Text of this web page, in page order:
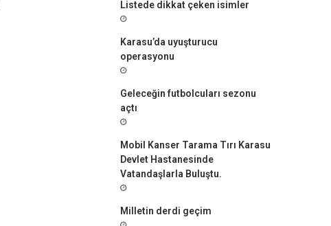
Listede dikkat çeken isimler
Karasu’da uyuşturucu
operasyonu
Geleceğin futbolcuları sezonu
açtı
Mobil Kanser Tarama Tırı Karasu
Devlet Hastanesinde
Vatandaşlarla Buluştu.
Milletin derdi geçim